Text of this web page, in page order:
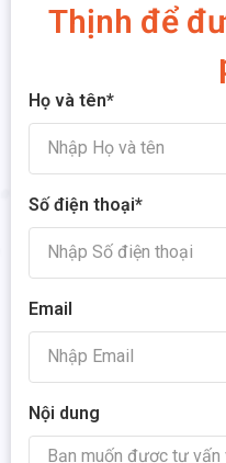
Thịnh để
Họ và tên*
Số điện thoại*
Email
Nội dung